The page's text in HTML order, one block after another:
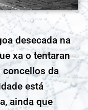
desecada na
xa o tentaran
concellos da
está
ainda que